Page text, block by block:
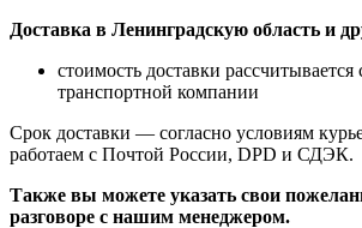
Доставка в Ленинградскую область и
стоимость доставки
транспортной компании
Срок доставки — согласно условиям
работаем с Почтой России, DPD и СДЭК.
Также вы можете указать свои
разговоре с нашим менеджером.